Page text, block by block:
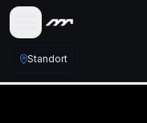
Standort